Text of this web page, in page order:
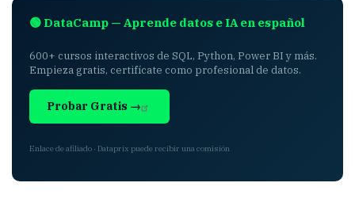
🟢 DataCamp — Aprende datos e IA en español
600+ cursos interactivos de SQL, Python, Power BI y más.
Empieza gratis, certifícate como profesional de datos.
Probar Gratis →
Enlace de afiliado · Dataprix puede recibir una comisión